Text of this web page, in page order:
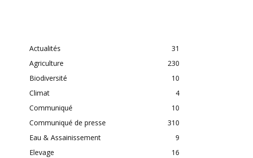
Actualités
31
Agriculture
230
Biodiversité
10
Climat
4
Communiqué
10
Communiqué de presse
310
Eau & Assainissement
9
Elevage
16